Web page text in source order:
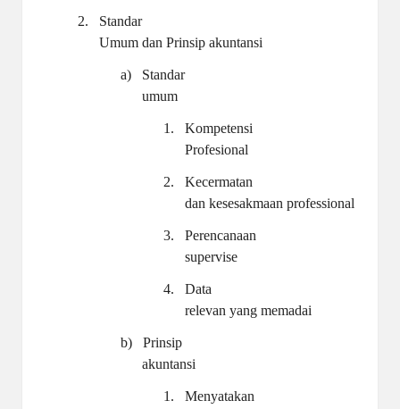
2.
Standar
Umum dan Prinsip akuntansi
a)
Standar
umum
1.
Kompetensi
Profesional
2.
Kecermatan
dan kesesakmaan professional
3.
Perencanaan
supervise
4.
Data
relevan yang memadai
b)
Prinsip
akuntansi
1.
Menyatakan